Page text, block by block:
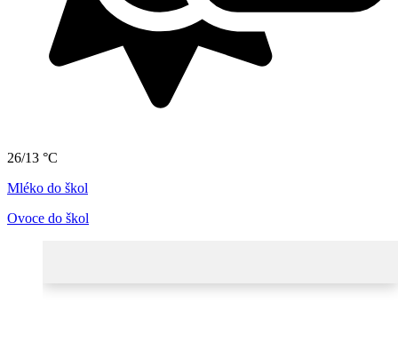
26/13 °C
Mléko do škol
Ovoce do škol